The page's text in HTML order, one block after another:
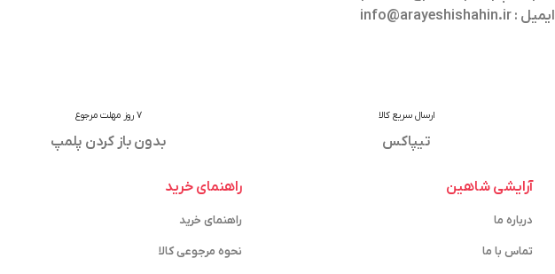
ایمیل : info@arayeshishahin.ir
ارسال سریع کالا
تیپاکس
7 روز مهلت مرجوع
بدون باز کردن پلمپ
آرایشی شاهین
درباره ما
تماس با ما
راهنمای خرید
راهنمای خرید
نحوه مرجوعی کالا